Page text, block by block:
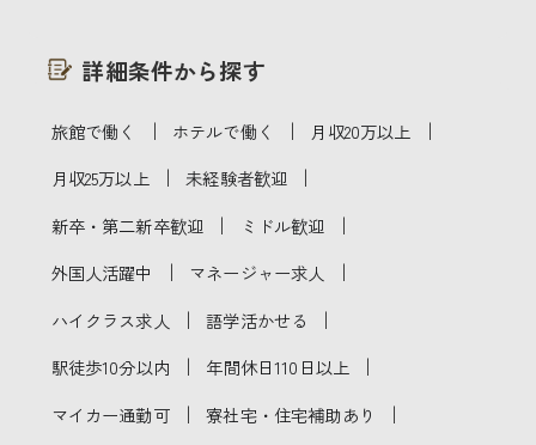
詳細条件から探す
旅館で働く ｜ ホテルで働く ｜ 月収20万以上 ｜
月収25万以上 ｜ 未経験者歓迎 ｜
新卒・第二新卒歓迎 ｜ ミドル歓迎 ｜
外国人活躍中 ｜ マネージャー求人 ｜
ハイクラス求人 ｜ 語学活かせる ｜
駅徒歩10分以内 ｜ 年間休日110日以上 ｜
マイカー通勤可 ｜ 寮社宅・住宅補助あり ｜